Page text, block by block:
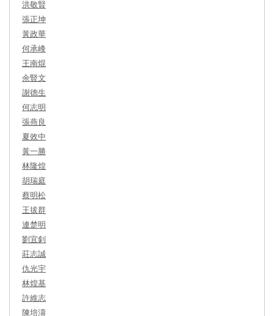
洪敬賢
張正坤
黃政華
何承峰
王南焜
余豎文
謝德生
何志明
張燕良
夏效中
黃一勝
林隆煌
胡瑞庭
蔡明松
王拔群
連楚明
劉宜釗
莊志誠
仇光宇
林煌基
許維志
陳培濤